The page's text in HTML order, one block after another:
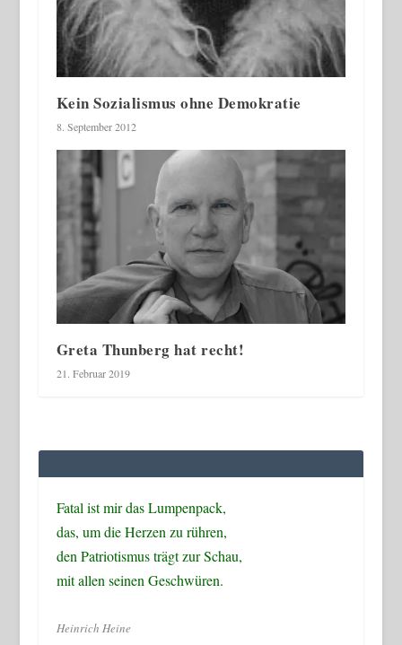
Kein Sozialismus ohne Demokratie
8. September 2012
Greta Thunberg hat recht!
21. Februar 2019
Fatal ist mir das Lumpenpack,
das, um die Herzen zu rühren,
den Patriotismus trägt zur Schau,
mit allen seinen Geschwüren.
Heinrich Heine